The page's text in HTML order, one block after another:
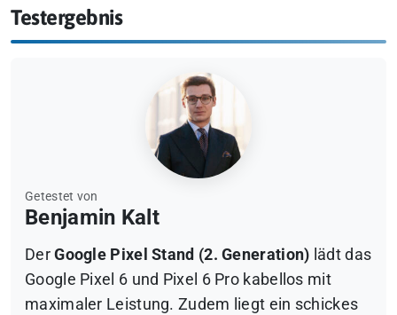
Testergebnis
Getestet von
Benjamin Kalt
DerGoogle Pixel Stand (2. Generation) lädt das
Google Pixel 6 und Pixel 6 Pro kabellos mit
maximaler Leistung. Zudem liegt ein schickes